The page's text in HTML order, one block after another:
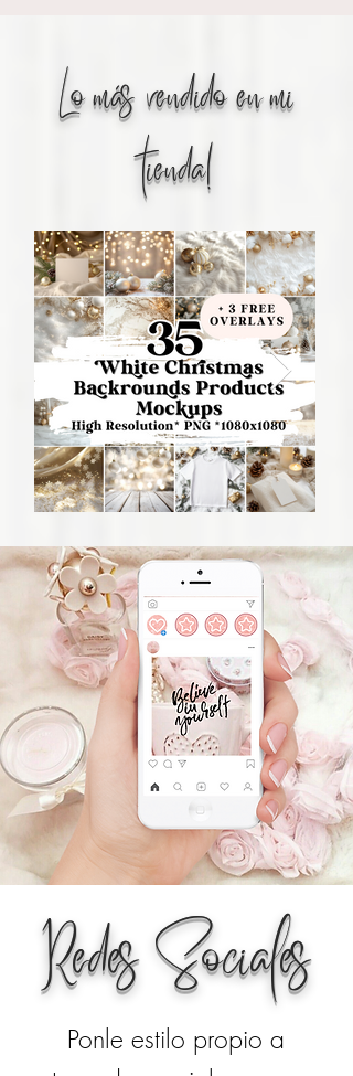
Lo más vendido en mi
tienda!
Redes Sociales
Ponle estilo propio a